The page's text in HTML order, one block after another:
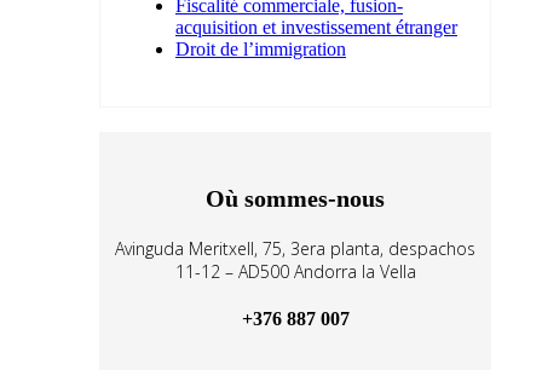
Fiscalité commerciale, fusion-
acquisition et investissement étranger
Droit de l’immigration
Où sommes-nous
Avinguda Meritxell, 75, 3era planta, despachos
11-12 – AD500 Andorra la Vella
+376 887 007